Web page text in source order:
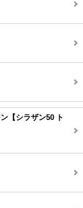
【シラザン50 ト